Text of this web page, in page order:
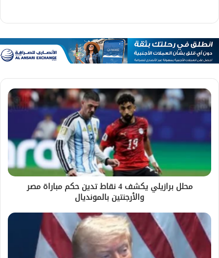
محلل برازيلي يكشف 4 نقاط تدين حكم مباراة مصر
والأرجنتين بالمونديال